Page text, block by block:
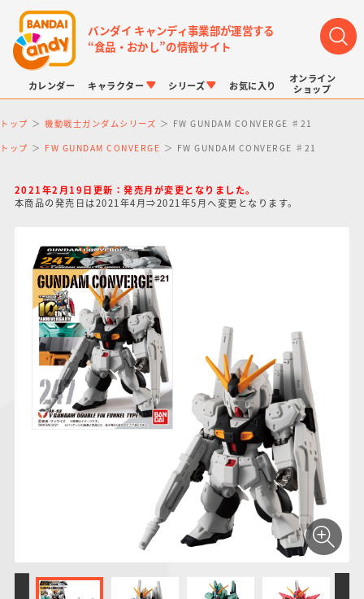
バンダイ キャンディ事業部が運営する
“食品・おかし”の情報サイト
カレンダー キャラクター
仮面ライダーシリー
ズ
ガンダムシリーズ
ポケットモンスター
アンパンマン
サンリオキャラクタ
ーズ
シリーズ
キャラパキ
にふぉるめーしょん
＆スクエアシール
SMPシリーズ
ポケモンスケールワ
ールド
キャラデコ
お気に入り
オンライン
ショップ
トップ 機動戦士ガンダムシリーズ FW GUNDAM CONVERGE ♯21
トップ FW GUNDAM CONVERGE FW GUNDAM CONVERGE ♯21
2021年2月19日更新：発売月が変更となりました。
本商品の発売日は2021年4月⇒2021年5月へ変更となります。